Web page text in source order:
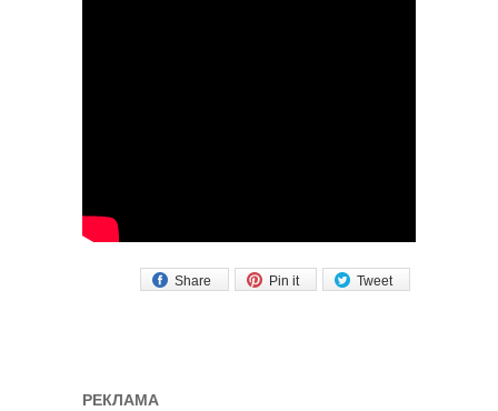
Tweet
Pin it
Share
РЕКЛАМА